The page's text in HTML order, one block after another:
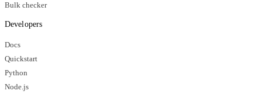
Bulk checker
Developers
Docs
Quickstart
Python
Node.js